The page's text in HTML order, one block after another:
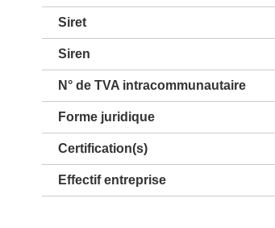
Siret
Siren
N° de TVA intracommunautaire
Forme juridique
Certification(s)
Effectif entreprise